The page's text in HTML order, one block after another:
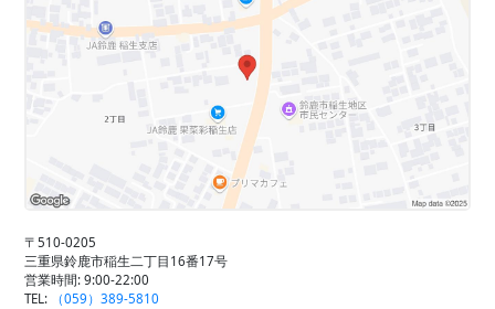
〒510-0205
三重県鈴鹿市稲生二丁目16番17号
営業時間: 9:00-22:00
TEL:
（059）389-5810